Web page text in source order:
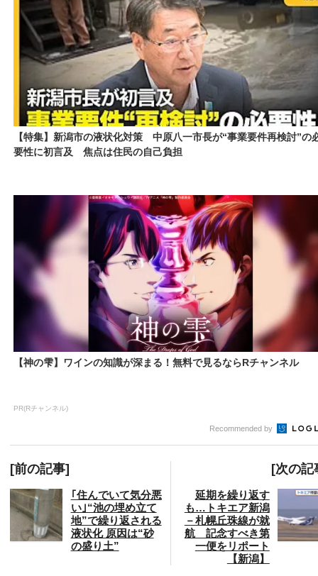
【特集】新潟市の液状化対策 中原八一市長が“事業要件再検討”の
要性に初言及 焦点は住民の自己負担
【神の雫】ワインの知識が深まる！無料で見るならRチャンネル
PR(Rチャンネル)
Recommended by
[前の記事]
｢住んでいて気分悪
い｣“池の埋め立て
地”で繰り返される
液状化 原因は“砂
の盛り土”
[次の記
延期を繰り返す
も…トキエア新潟
－札幌丘珠線が就
航 記念すべき第
一便をリポート
【新潟】